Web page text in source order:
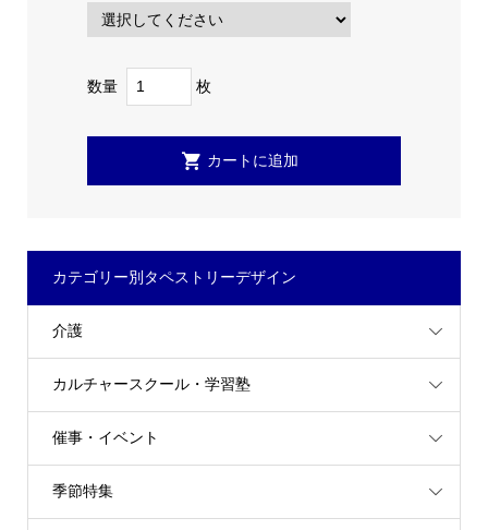
数量 枚
カテゴリー別タペストリーデザイン
介護
カルチャースクール・学習塾
催事・イベント
季節特集